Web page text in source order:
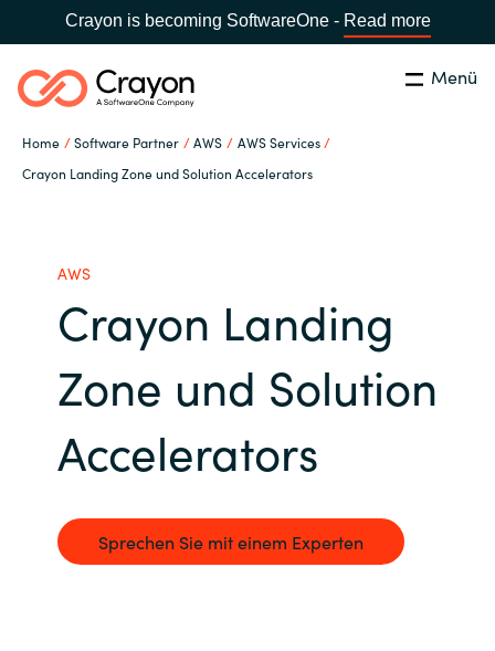
Crayon is becoming SoftwareOne - Read more
Menü
Home Software Partner AWS
AWS Services
Crayon Landing Zone und Solution Accelerators
Australia
Austria
Bulgaria
Suchen Schließen
Unsere Expertise
Ressourcen
IT Campus - Customer Trainings
Über uns
Kontakt
AWS
Crayon Landing
Zone und Solution
Accelerators
Sprechen Sie mit einem Experten